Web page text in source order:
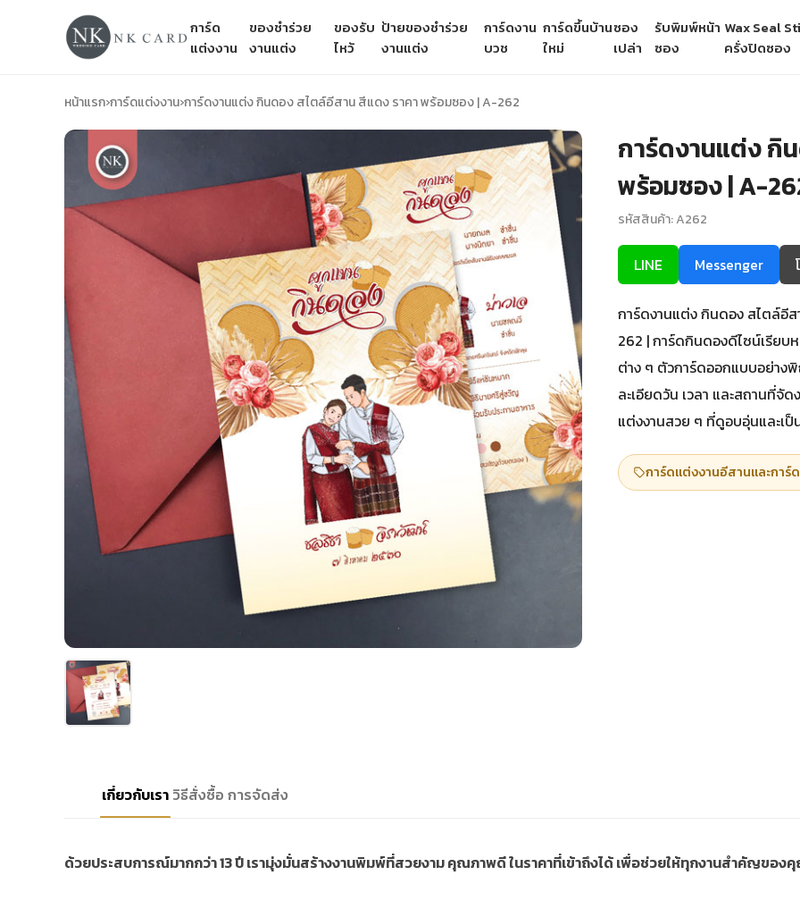
การ์ด
แต่งงาน
ของชำร่วย
งานแต่ง
ของรับ
ไหว้
ป้ายของชำร่วย
งานแต่ง
การ์ดงาน
บวช
การ์ดขึ้นบ้าน
ใหม่
ซอง
เปล่า
รับพิมพ์หน้า
ซอง
Wax Seal
ครั่งปิดซอง
หน้าแรก›การ์ดแต่งงาน›การ์ดงานแต่ง กินดอง สไตล์อีสาน สีแดง ราคา พร้อมซอง | A-262
การ์ดงานแต่ง กิ
พร้อมซอง | A-
รหัสสินค้า: A262
LINE Messenger
การ์ดงานแต่ง กินดอง สไตล์อี
262 | การ์ดกินดองดีไซน์เรียบ
ต่าง ๆ ตัวการ์ดออกแบบอย่าง
ละเอียดวัน เวลา และสถานที่จั
แต่งงานสวย ๆ ที่ดูอบอุ่นและเป็
การ์ดแต่งงานอีสานและการ์
เกี่ยวกับเรา วิธีสั่งซื้อ การจัดส่ง
ด้วยประสบการณ์มากกว่า 13 ปี เรามุ่งมั่นสร้างงานพิมพ์ที่สวยงาม คุณภาพดี ในราคาที่เข้าถึงได้ เพื่อช่วยให้ทุกงานสำคัญข